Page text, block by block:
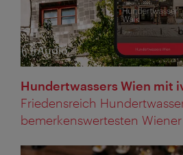
Kategorie:
Audio
Hundertwassers Wien mit
Friedensreich
bemerkenswertesten